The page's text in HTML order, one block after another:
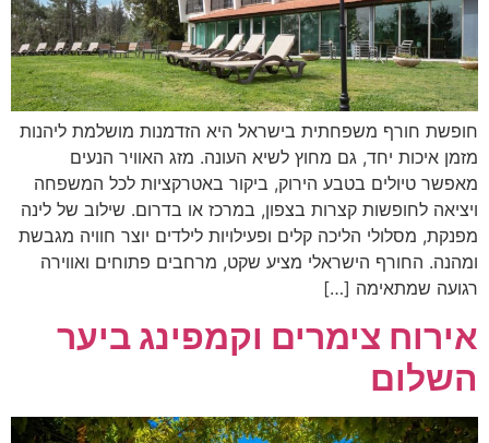
חופשת חורף משפחתית בישראל היא הזדמנות מושלמת ליהנות
מזמן איכות יחד, גם מחוץ לשיא העונה. מזג האוויר הנעים
מאפשר טיולים בטבע הירוק, ביקור באטרקציות לכל המשפחה
ויציאה לחופשות קצרות בצפון, במרכז או בדרום. שילוב של לינה
מפנקת, מסלולי הליכה קלים ופעילויות לילדים יוצר חוויה מגבשת
ומהנה. החורף הישראלי מציע שקט, מרחבים פתוחים ואווירה
רגועה שמתאימה […]
אירוח צימרים וקמפינג ביער
השלום